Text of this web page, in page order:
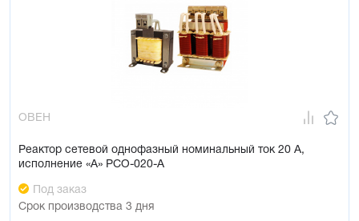
ОВЕН
Реактор сетевой однофазный номинальный ток 20 А,
исполнение «А» РСО-020-А
Под заказ
Срок производства 3 дня